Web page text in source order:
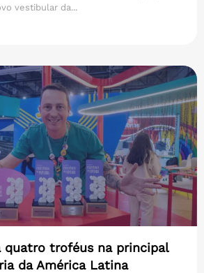
vestibular da...
quatro troféus na principal
da América Latina